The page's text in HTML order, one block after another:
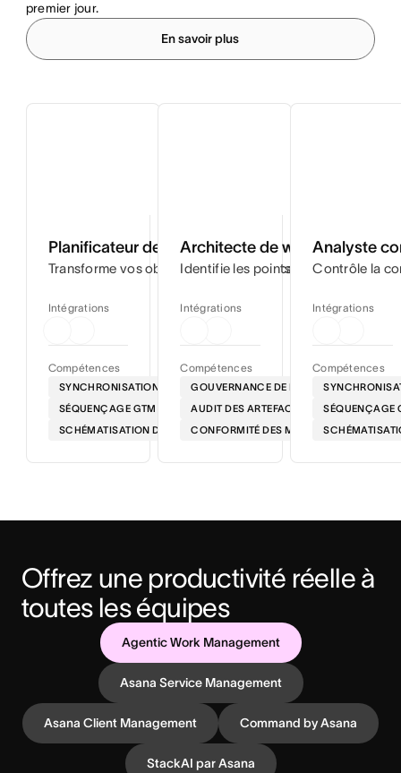
premier jour.
En savoir plus
Planificateur de lancement
Transforme vos objectifs de projet en calendriers par
Compétences
SYNCHRONISATION DES FEUILLES DE ROUTE
SÉQUENÇAGE GTM
SCHÉMATISATION DES DÉPENDANCES
Intégrations
Architecte de workflows
Identifie les points de friction dans
Compétences
GOUVERNANCE DE LA VOIX
AUDIT DES ARTEFACTS
CONFORMITÉ DES MESSAGES
Intégrations
Analyste
Contrôle la
Compétences
SÉQUENÇAGE
Intégrations
Offrez une productivité réelle à
toutes les équipes
Agentic Work Management
Asana Service Management
Asana Client Management Command by Asana
StackAI par Asana